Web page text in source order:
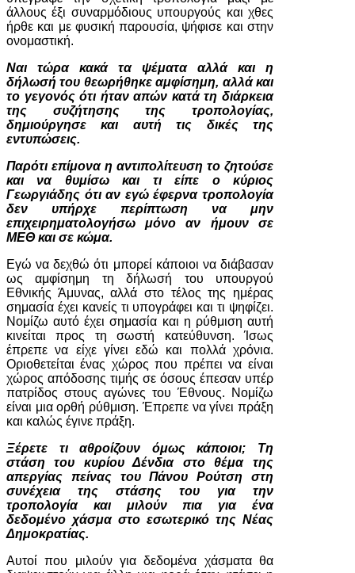
άλλους έξι συναρμόδιους υπουργούς και χθες
ήρθε και με φυσική παρουσία, ψήφισε και στην
ονομαστική.
Ναι τώρα κακά τα ψέματα αλλά και η
δήλωσή του θεωρήθηκε αμφίσημη, αλλά και
το γεγονός ότι ήταν απών κατά τη διάρκεια
της συζήτησης της τροπολογίας,
δημιούργησε και αυτή τις δικές της
εντυπώσεις.
Παρότι επίμονα η αντιπολίτευση το ζητούσε
και να θυμίσω και τι είπε ο κύριος
Γεωργιάδης ότι αν εγώ έφερνα τροπολογία
δεν υπήρχε περίπτωση να μην
επιχειρηματολογήσω μόνο αν ήμουν σε
ΜΕΘ και σε κώμα.
Εγώ να δεχθώ ότι μπορεί κάποιοι να διάβασαν
ως αμφίσημη τη δήλωσή του υπουργού
Εθνικής Άμυνας, αλλά στο τέλος της ημέρας
σημασία έχει κανείς τι υπογράφει και τι ψηφίζει.
Νομίζω αυτό έχει σημασία και η ρύθμιση αυτή
κινείται προς τη σωστή κατεύθυνση. Ίσως
έπρεπε να είχε γίνει εδώ και πολλά χρόνια.
Οριοθετείται ένας χώρος που πρέπει να είναι
χώρος απόδοσης τιμής σε όσους έπεσαν υπέρ
πατρίδος στους αγώνες του Έθνους. Νομίζω
είναι μια ορθή ρύθμιση. Έπρεπε να γίνει πράξη
και καλώς έγινε πράξη.
Ξέρετε τι αθροίζουν όμως κάποιοι; Τη
στάση του κυρίου Δένδια στο θέμα της
απεργίας πείνας του Πάνου Ρούτση στη
συνέχεια της στάσης του για την
τροπολογία και μιλούν πια για ένα
δεδομένο χάσμα στο εσωτερικό της Νέας
Δημοκρατίας.
Αυτοί που μιλούν για δεδομένα χάσματα θα